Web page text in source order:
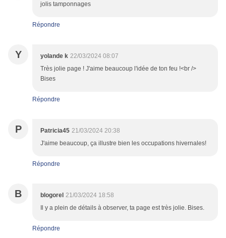
jolis tamponnages
Répondre
Y yolande k 22/03/2024 08:07
Très jolie page ! J'aime beaucoup l'idée de ton feu !<br />
Bises
Répondre
P Patricia45 21/03/2024 20:38
J'aime beaucoup, ça illustre bien les occupations hivernales!
Répondre
B blogorel 21/03/2024 18:58
Il y a plein de détails à observer, ta page est très jolie. Bises.
Répondre